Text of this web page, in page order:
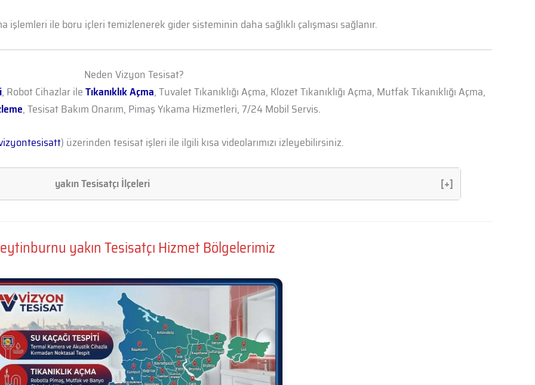
işlemleri ile boru içleri temizlenerek gider sisteminin daha sağlıklı çalışması sağlanır.
Neden Vizyon Tesisat?
, Robot Cihazlar ileTıkanıklık Açma, Tuvalet Tıkanıklığı Açma, Klozet Tıkanıklığı Açma, Mutfak Tıkanıklığı Açma,
, Tesisat Bakım Onarım, Pimaş Yıkama Hizmetleri, 7/24 Mobil Servis.
) üzerinden tesisat işleri ile ilgili kısa videolarımızı izleyebilirsiniz.
yakın Tesisatçı İlçeleri [+]
yakın Tesisatçı Hizmet Bölgelerimiz